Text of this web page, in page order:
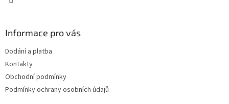
Informace pro vás
Dodání a platba
Kontakty
Obchodní podmínky
Podmínky ochrany osobních údajů